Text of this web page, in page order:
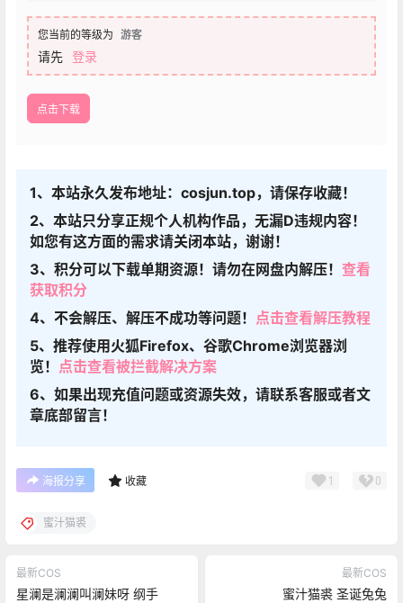
您当前的等级为 游客
请先 登录
点击下载
1、本站永久发布地址：cosjun.top，请保存收藏！
2、本站只分享正规个人机构作品，无漏D违规内容！
如您有这方面的需求请关闭本站，谢谢！
3、积分可以下载单期资源！请勿在网盘内解压！ 查看
获取积分
4、不会解压、解压不成功等问题！ 点击查看解压教程
5、推荐使用火狐Firefox、谷歌Chrome浏览器浏
览！ 点击查看被拦截解决方案
6、如果出现充值问题或资源失效，请联系客服或者文
章底部留言！
海报分享 收藏 1 0
蜜汁猫裘
最新COS
星澜是澜澜叫澜妹呀 纲手
最新COS
蜜汁猫裘 圣诞兔兔